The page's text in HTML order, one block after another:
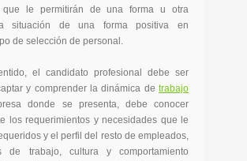
que le permitirán de una forma u otra
situación de una forma positiva en
de selección de personal.
el candidato profesional debe ser
y comprender la dinámica de trabajo
donde se presenta, debe conocer
los requerimientos y necesidades que le
y el perfil del resto de empleados,
de trabajo, cultura y comportamiento